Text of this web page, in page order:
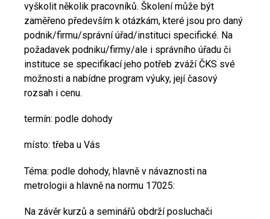
vyškolit několik pracovníků. Školení může být
zaměřeno především k otázkám, které jsou pro daný
podnik/firmu/správní úřad/instituci specifické. Na
požadavek podniku/firmy/ale i správního úřadu či
instituce se specifikací jeho potřeb zváží ČKS své
možnosti a nabídne program výuky, její časový
rozsah i cenu.
termín: podle dohody
místo: třeba u Vás
Téma: podle dohody, hlavně v návaznosti na
metrologii a hlavně na normu 17025:
Na závěr kurzů a seminářů obdrží posluchači